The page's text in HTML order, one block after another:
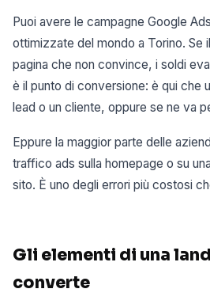
Puoi avere le campagne Google
ottimizzate del mondo a Torino. Se
pagina che non convince, i soldi
è il punto di conversione: è qui che
lead o un cliente, oppure se ne va
Eppure la maggior parte delle
traffico ads sulla homepage o su
sito. È uno degli errori più costosi
Gli elementi di una
converte